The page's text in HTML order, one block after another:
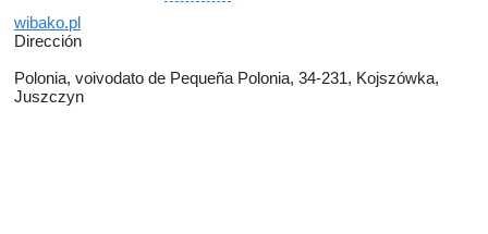
wibako.pl
Dirección
Polonia, voivodato de Pequeña Polonia, 34-231, Kojszówka,
Juszczyn